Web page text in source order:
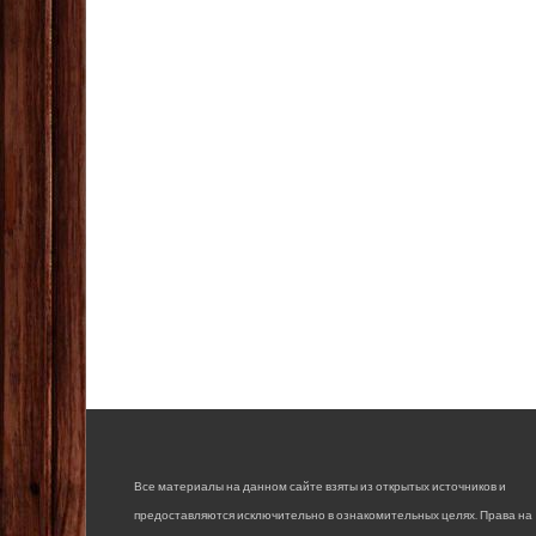
Все материалы на данном сайте взяты из открытых источников и
предоставляются исключительно в ознакомительных целях. Права на